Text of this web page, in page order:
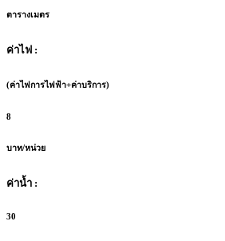
ตารางเมตร
ค่าไฟ :
(ค่าไฟการไฟฟ้า+ค่าบริการ)
8
บาท/หน่วย
ค่าน้ำ :
30